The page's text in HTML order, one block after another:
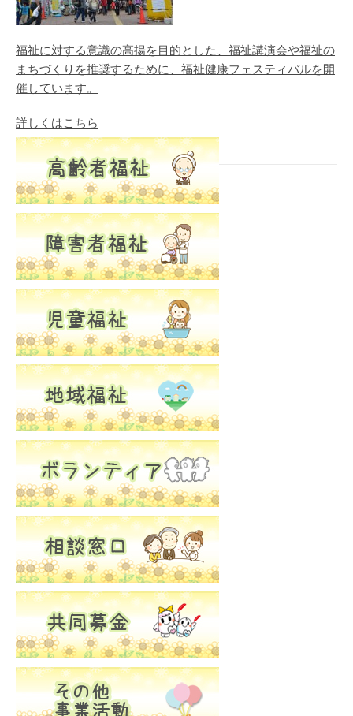
福祉に対する意識の高揚を目的とした、福祉講演会や福祉の
まちづくりを推奨するために、福祉健康フェスティバルを開
催しています。
詳しくはこちら